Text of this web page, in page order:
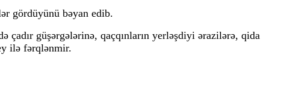
gördüyünü bəyan edib.
güşərgələrinə, qaçqınların yerləşdiyi ərazilərə, qida
ilə fərqlənmir.